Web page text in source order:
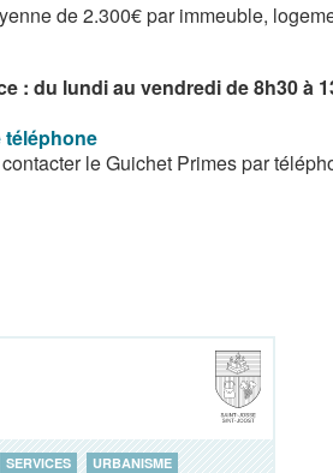
de 2.300€ par immeuble,
: du lundi au vendredi de 8h30 à
téléphone
le Guichet Primes par
SERVICES URBANISME